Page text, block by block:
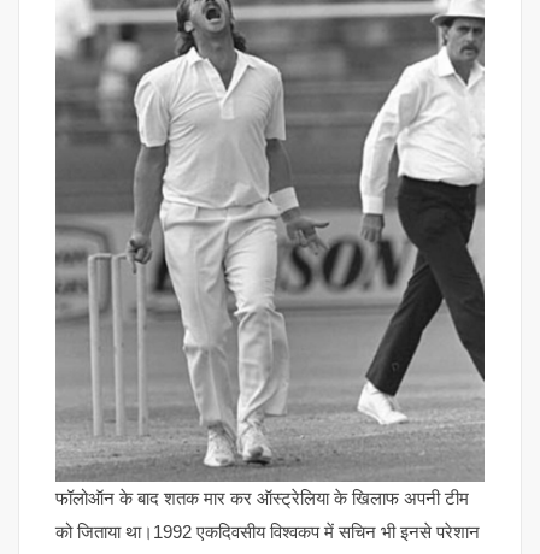
फॉलोऑन के बाद शतक मार कर ऑस्ट्रेलिया के खिलाफ अपनी टीम
को जिताया था।1992 एकदिवसीय विश्वकप में सचिन भी इनसे परेशान